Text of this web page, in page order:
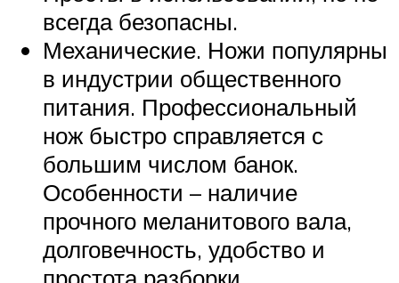
всегда безопасны.
Механические. Ножи популярны
в индустрии общественного
питания. Профессиональный
нож быстро справляется с
большим числом банок.
Особенности – наличие
прочного меланитового вала,
долговечность, удобство и
простота разборки.